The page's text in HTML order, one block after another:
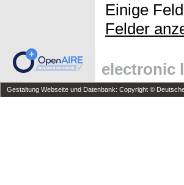
Einige
Felder
electronic
Gestaltung Webseite und Datenbank: Copyright ©